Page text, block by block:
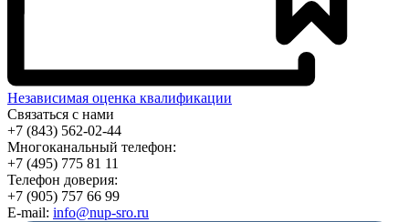
Независимая оценка квалификации
Связаться с нами
+7 (843) 562-02-44
Многоканальный телефон:
+7 (495) 775 81 11
Телефон доверия:
+7 (905) 757 66 99
E-mail: info@nup-sro.ru